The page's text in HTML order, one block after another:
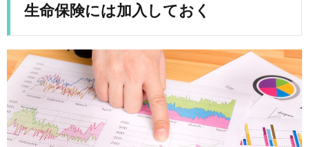
生命保険には加入しておく